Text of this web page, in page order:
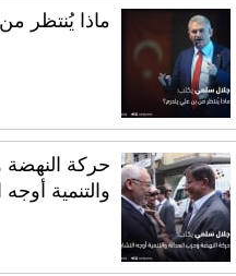
ماذا يُنتظر
حركة النهضة
والتنمية أوجه